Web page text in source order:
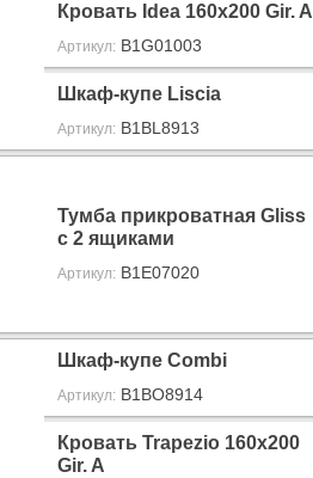
Кровать Idea 160х200 Gir. A
Артикул: B1G01003
Шкаф-купе Liscia
Артикул: B1BL8913
Тумба прикроватная Gliss
с 2 ящиками
Артикул: B1E07020
Шкаф-купе Combi
Артикул: B1BO8914
Кровать Trapezio 160х200
Gir. A